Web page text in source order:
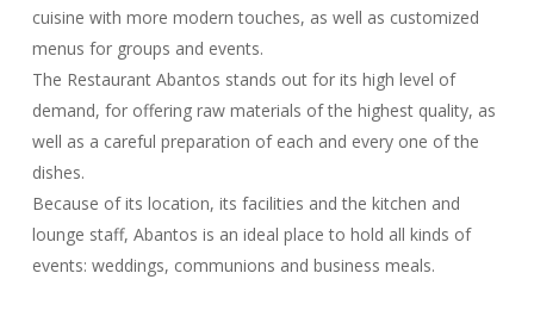
cuisine with more modern touches, as well as customized
menus for groups and events.
The Restaurant Abantos stands out for its high level of
demand, for offering raw materials of the highest quality, as
well as a careful preparation of each and every one of the
dishes.
Because of its location, its facilities and the kitchen and
lounge staff, Abantos is an ideal place to hold all kinds of
events: weddings, communions and business meals.